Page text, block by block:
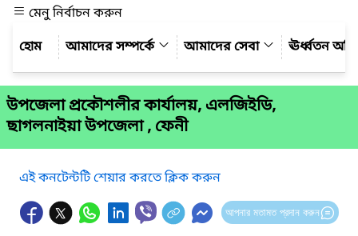
মেনু নির্বাচন করুন
আমাদের সম্পর্কে
আমাদের সেবা ঊর্ধ্বতন
উপজেলা প্রকৌশলীর কার্যালয়, এলজিইডি,
ছাগলনাইয়া উপজেলা , ফেনী
এই কনটেন্টটি শেয়ার করতে ক্লিক করুন
আপনার মতামত প্রদান করুন